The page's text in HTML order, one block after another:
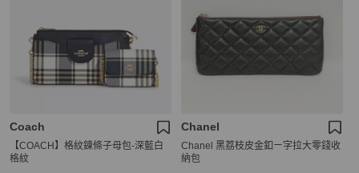
Coach
【COACH】格紋鍊條子母包-深藍白
格紋
Chanel
Chanel 黑荔枝皮金釦ㄧ字拉大零錢收
納包